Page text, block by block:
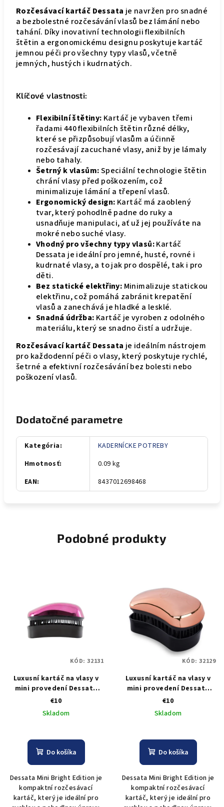
Rozčesávací kartáč Dessata je navržen pro snadné
a bezbolestné rozčesávání vlasů bez lámání nebo
tahání. Díky inovativní technologii flexibilních
štětin a ergonomickému designu poskytuje kartáč
jemnou péči pro všechny typy vlasů, včetně
jemných, hustých i kudrnatých.
Klíčové vlastnosti:
Flexibilní štětiny: Kartáč je vybaven třemi
řadami 440 flexibilních štětin různé délky,
které se přizpůsobují vlasům a účinně
rozčesávají zacuchané vlasy, aniž by je lámaly
nebo tahaly.
Šetrný k vlasům:Speciální technologie štětin
chrání vlasy před poškozením, což
minimalizuje lámání a třepení vlasů.
Ergonomický design: Kartáč má zaoblený
tvar, který pohodlně padne do ruky a
usnadňuje manipulaci, ať už jej používáte na
mokré nebo suché vlasy.
Vhodný pro všechny typy vlasů:Kartáč
Dessata je ideální pro jemné, husté, rovné i
kudrnaté vlasy, a to jak pro dospělé, tak i pro
děti.
Bez statické elektřiny: Minimalizuje statickou
elektřinu, což pomáhá zabránit krepatění
vlasů a zanechává je hladké a lesklé.
Snadná údržba: Kartáč je vyroben z odolného
materiálu, který se snadno čistí a udržuje.
Rozčesávací kartáč Dessata je ideálním nástrojem
pro každodenní péči o vlasy, který poskytuje rychlé,
šetrné a efektivní rozčesávání bez bolesti nebo
poškození vlasů.
Dodatočné parametre
Kategória:
KADERNÍCKE POTREBY
Hmotnosť:
0.09 kg
EAN: 8437012698468
Podobné produkty
Luxusní kartáč na vlasy v
mini provedení Dessata
Mini Bright Edition Fuchsia
- fialová
€10
Skladom
Do košíka
Dessata Mini Bright Edition je
kompaktní rozčesávací
kartáč, který je ideální pro
KÓD: 32131
Luxusní kartáč na vlasy v
mini provedení Dessata
Mini Bright Edition Rose
Gold - zlatá
€10
Skladom
Do košíka
Dessata Mini Bright Edition je
kompaktní rozčesávací
kartáč, který je ideální pro
KÓD: 32129